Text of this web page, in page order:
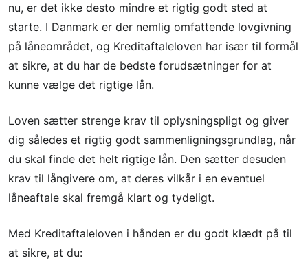
nu, er det ikke desto mindre et rigtig godt sted at
starte. I Danmark er der nemlig omfattende lovgivning
på låneområdet, og Kreditaftaleloven har især til formål
at sikre, at du har de bedste forudsætninger for at
kunne vælge det rigtige lån.
Loven sætter strenge krav til oplysningspligt og giver
dig således et rigtig godt sammenligningsgrundlag, når
du skal finde det helt rigtige lån. Den sætter desuden
krav til långivere om, at deres vilkår i en eventuel
låneaftale skal fremgå klart og tydeligt.
Med Kreditaftaleloven i hånden er du godt klædt på til
at sikre, at du: